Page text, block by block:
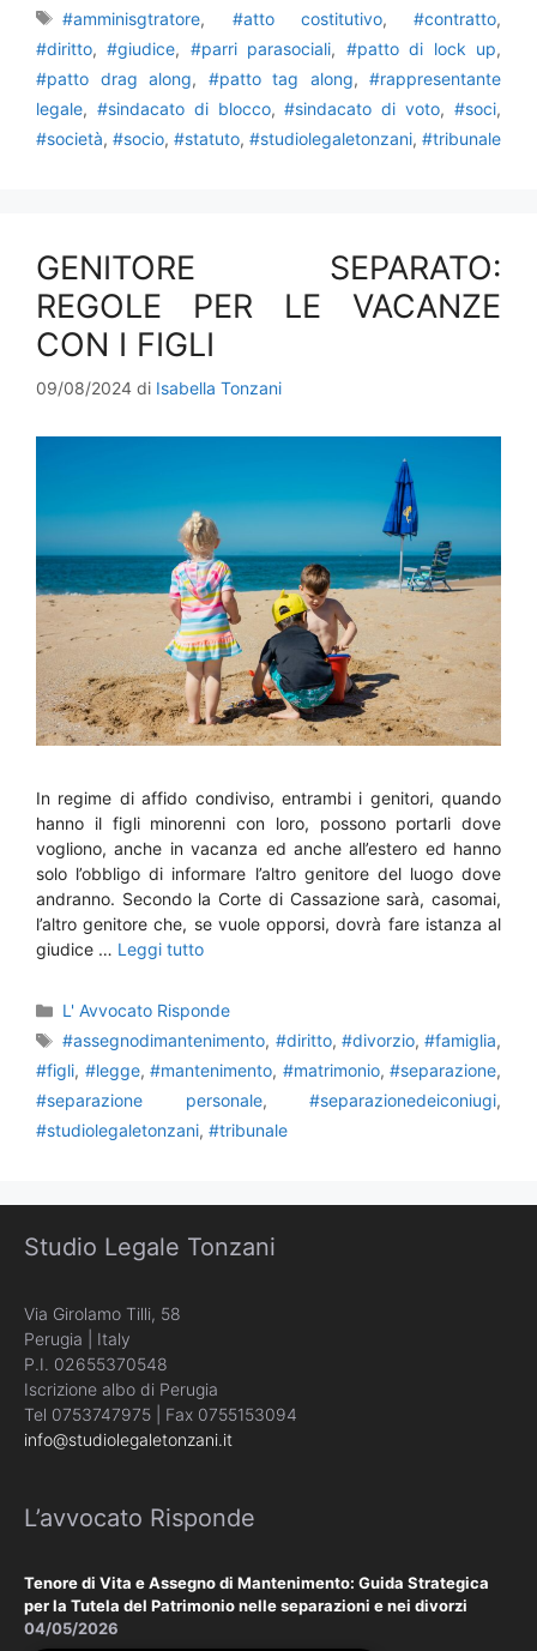
Tag
#amminisgtratore, #atto costitutivo, #contratto,
#diritto,#giudice, #parri parasociali, #patto di lock up,
#patto drag along, #patto tag along, #rappresentante
legale, #sindacato di blocco,#sindacato di voto,#soci,
#società, #socio, #statuto, #studiolegaletonzani, #tribunale
GENITORE SEPARATO:
REGOLE PER LE VACANZE
CON I FIGLI
09/08/2024 di Isabella Tonzani
In regime di affido condiviso, entrambi i genitori, quando
hanno il figli minorenni con loro, possono portarli dove
vogliono, anche in vacanza ed anche all’estero ed hanno
solo l’obbligo di informare l’altro genitore del luogo dove
andranno. Secondo la Corte di Cassazione sarà, casomai,
l’altro genitore che, se vuole opporsi, dovrà fare istanza al
giudice … Leggi tutto
Categorie
L' Avvocato Risponde
Tag
#assegnodimantenimento, #diritto, #divorzio, #famiglia,
#figli, #legge, #mantenimento, #matrimonio, #separazione,
#separazione personale, #separazionedeiconiugi,
#studiolegaletonzani, #tribunale
Studio Legale Tonzani
Via Girolamo Tilli, 58
Perugia | Italy
P.I. 02655370548
Iscrizione albo di Perugia
Tel 0753747975 | Fax 0755153094
info@studiolegaletonzani.it
L’avvocato Risponde
Tenore di Vita e Assegno di Mantenimento: Guida Strategica
per la Tutela del Patrimonio nelle separazioni e nei divorzi
04/05/2026